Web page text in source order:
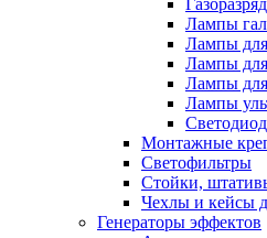
Лампы
Лампы
Лампы
Лампы для
Лампы
Монтажные
Светофильтры
Стойки,
Чехлы и кейсы
Генераторы эффектов